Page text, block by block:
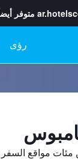
متوفر
رؤى
مواقع